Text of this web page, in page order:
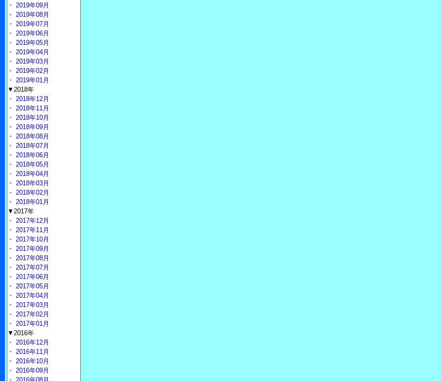
・ 2019年09月
・ 2019年08月
・ 2019年07月
・ 2019年06月
・ 2019年05月
・ 2019年04月
・ 2019年03月
・ 2019年02月
・ 2019年01月
▼2018年
・ 2018年12月
・ 2018年11月
・ 2018年10月
・ 2018年09月
・ 2018年08月
・ 2018年07月
・ 2018年06月
・ 2018年05月
・ 2018年04月
・ 2018年03月
・ 2018年02月
・ 2018年01月
▼2017年
・ 2017年12月
・ 2017年11月
・ 2017年10月
・ 2017年09月
・ 2017年08月
・ 2017年07月
・ 2017年06月
・ 2017年05月
・ 2017年04月
・ 2017年03月
・ 2017年02月
・ 2017年01月
▼2016年
・ 2016年12月
・ 2016年11月
・ 2016年10月
・ 2016年09月